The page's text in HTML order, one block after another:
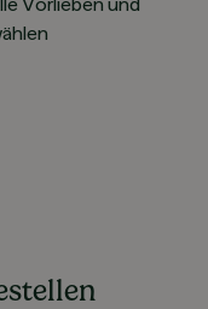
Vorlieben und